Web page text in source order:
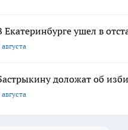
Екатеринбурге ушел в
августа
доложат об
августа